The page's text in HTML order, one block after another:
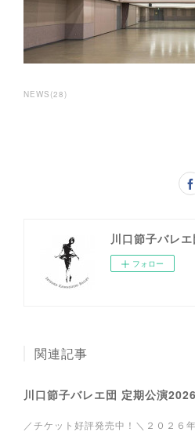
NEWS (28)
フォロー
関連記事
川口節子バレエ団 定期公演2026
／チケット好評発売中！＼２０２６